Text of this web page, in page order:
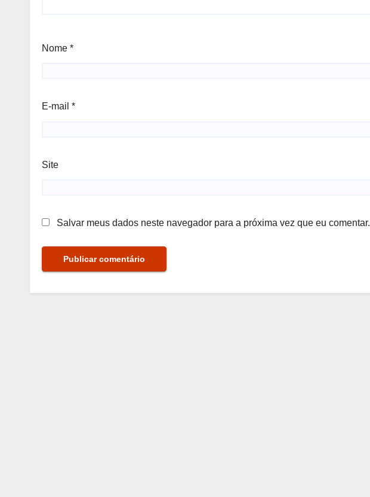
Nome *
E-mail *
Site
Salvar meus dados neste navegador para a próxima vez que eu comentar.